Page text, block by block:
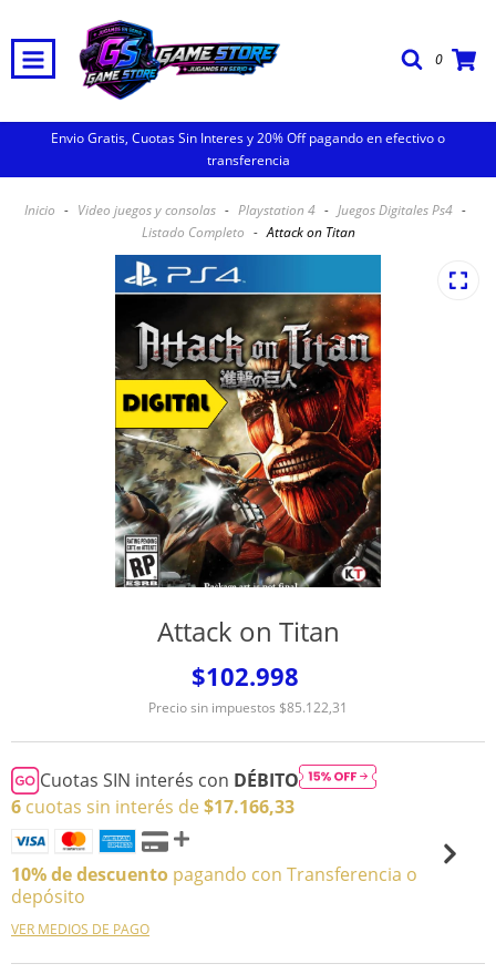
0
Envio Gratis, Cuotas Sin Interes y 20% Off pagando en efectivo o
transferencia
Inicio - Video juegos y consolas - Playstation 4 - Juegos Digitales Ps4 -
Listado Completo - Attack on Titan
Attack on Titan
$102.998
Precio sin impuestos $85.122,31
Cuotas SIN interés con DÉBITO
6 cuotas sin interés de $17.166,33
10% de descuento pagando con Transferencia o
depósito
VER MEDIOS DE PAGO